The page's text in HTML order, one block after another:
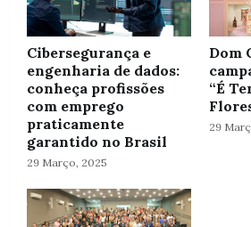
Cibersegurança e
engenharia de dados:
conheça profissões
com emprego
praticamente
garantido no Brasil
29 Março, 2025
Dom
“É
29